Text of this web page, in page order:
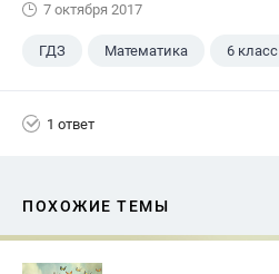
7 октября 2017
ГДЗ Математика 6 класс
1 ответ
ПОХОЖИЕ ТЕМЫ